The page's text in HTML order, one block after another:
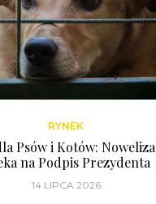
RYNEK
Psów i Kotów:
na Podpis Prezydenta
14 LIPCA 2026